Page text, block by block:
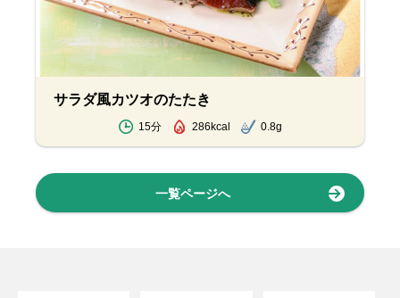
サラダ風カツオのたたき
15分 286kcal 0.8g
一覧ページへ